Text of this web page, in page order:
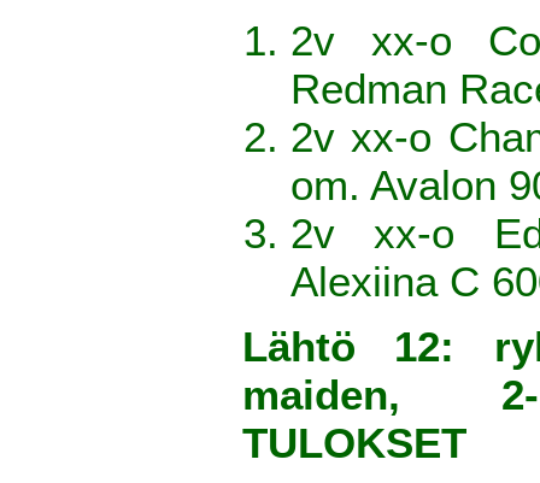
2v xx-o
Redman
2v xx-o
om. Avalon
2v xx-o
Alexiina C
Lähtö 12:
maiden,
TULOKSET